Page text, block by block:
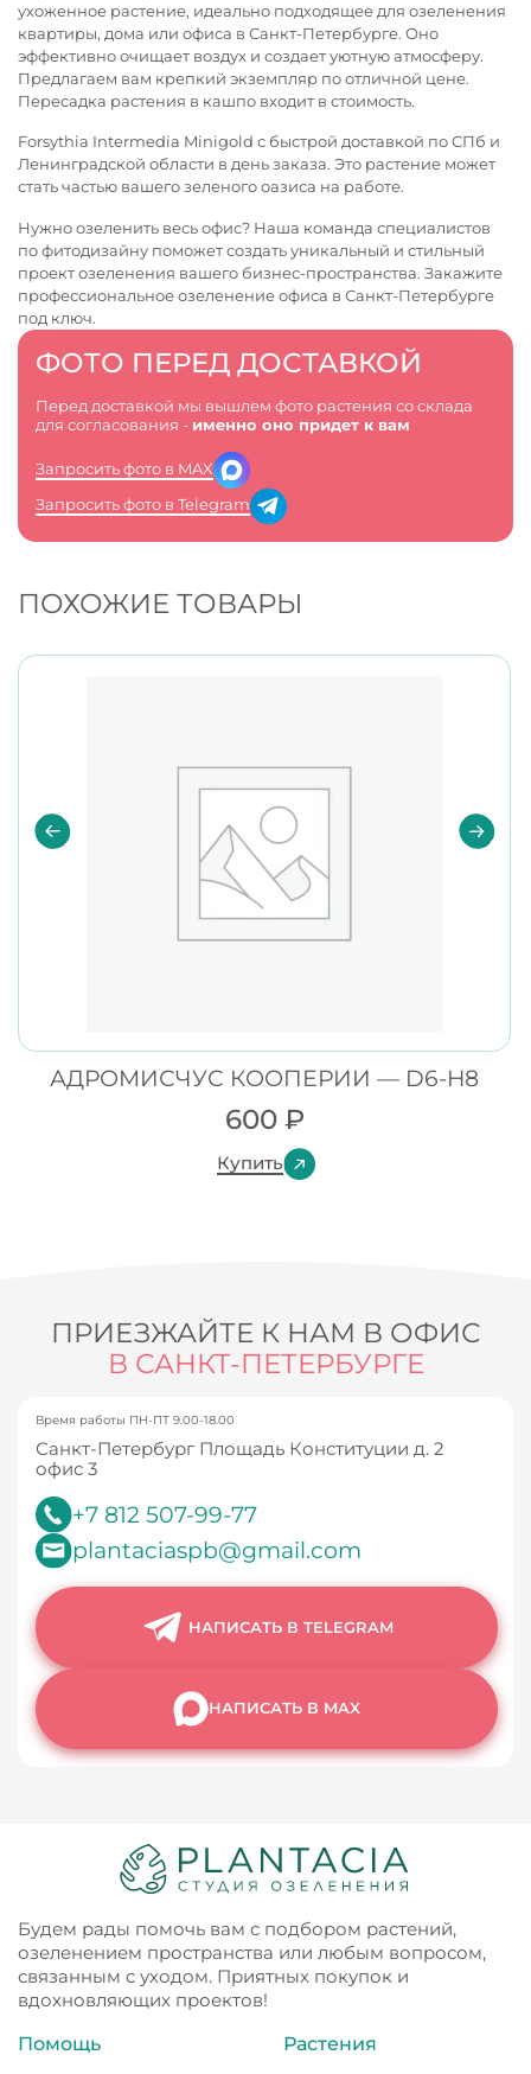
ФОТО ПЕРЕД ДОСТАВКОЙ
Перед доставкой мы вышлем фото растения со склада
для согласования - именно оно придет к вам
Запросить фото в MAX
Запросить фото в Telegram
ухоженное растение, идеально подходящее для озеленения
квартиры, дома или офиса в Санкт-Петербурге. Оно
эффективно очищает воздух и создает уютную атмосферу.
Предлагаем вам крепкий экземпляр по отличной цене.
Пересадка растения в кашпо входит в стоимость.
Forsythia Intermedia Minigold с быстрой доставкой по СПб и
Ленинградской области в день заказа. Это растение может
стать частью вашего зеленого оазиса на работе.
Нужно озеленить весь офис? Наша команда специалистов
по фитодизайну поможет создать уникальный и стильный
проект озеленения вашего бизнес-пространства. Закажите
профессиональноеозеленение офиса в Санкт-Петербурге
под ключ.
ПОХОЖИЕ ТОВАРЫ
АДРОМИСЧУС КООПЕРИИ — D6-H8
600 ₽
Купить
ПРИЕЗЖАЙТЕ К НАМ В ОФИС
В САНКТ-ПЕТЕРБУРГЕ
Время работы ПН-ПТ 9.00-18.00
Санкт-Петербург Площадь Конституции д. 2
офис 3
+7 812 507-99-77
plantaciaspb@gmail.com
НАПИСАТЬ В TELEGRAM
НАПИСАТЬ В MAX
Будем рады помочь вам с подбором растений,
озеленением пространства или любым вопросом,
связанным с уходом. Приятных покупок и
вдохновляющих проектов!
Помощь
Растения